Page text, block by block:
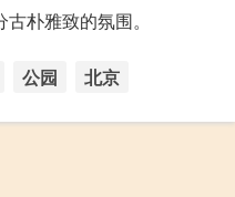
朴雅致的氛围。
公园 北京